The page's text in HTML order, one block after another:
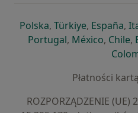
Polskaotwiera się w
, Türkiyeotwiera się
, España,
Portugalotwiera się w
, México, Chile,
Płatności kartą
ROZPORZĄDZENIE